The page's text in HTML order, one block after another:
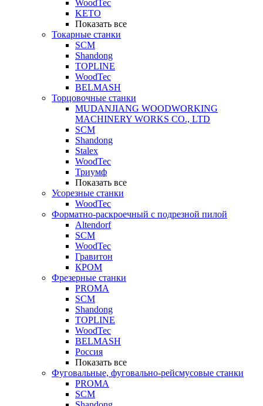
WoodTec
KETO
Показать все
Токарные станки
SCM
Shandong
TOPLINE
WoodTec
BELMASH
Торцовочные станки
MUDANJIANG WOODWORKING
MACHINERY WORKS CO., LTD
SCM
Shandong
Stalex
WoodTec
Триумф
Показать все
Усорезные станки
WoodTec
Форматно-раскроечный с подрезной пилой
Altendorf
SCM
WoodTec
Гравитон
КРОМ
Фрезерные станки
PROMA
SCM
Shandong
TOPLINE
WoodTec
BELMASH
Россия
Показать все
Фуговальные, фуговально-рейсмусовые станки
PROMA
SCM